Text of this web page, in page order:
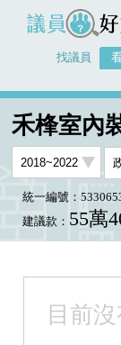
議員好好看
找議員
看廠商
禾桻室內
統一編號：
建議款： 55萬
目前